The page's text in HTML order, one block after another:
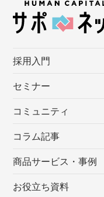
採⽤⼊⾨
セミナー
コミュニティ
コラム記事
商品サービス・事例
お役立ち資料